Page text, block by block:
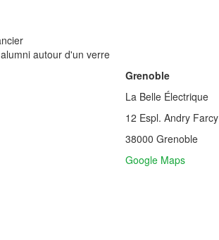
Social Simulations (application deadline ...
Client Services Section
autour d'un verre
Grenoble
La Belle Électrique
12 Espl. Andry Farcy
38000 Grenoble
Google Maps